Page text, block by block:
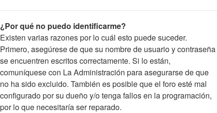
¿Por qué no puedo identificarme?
Existen varias razones por lo cuál esto puede suceder.
Primero, asegúrese de que su nombre de usuario y contraseña
se encuentren escritos correctamente. Si lo están,
comuníquese con La Administración para asegurarse de que
no ha sido excluido. También es posible que el foro esté mal
configurado por su dueño y/o tenga fallos en la programación,
por lo que necesitaría ser reparado.